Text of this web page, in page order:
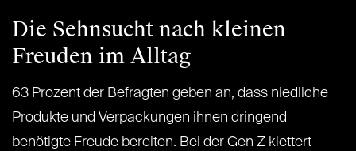
Die Sehnsucht nach kleinen
Freuden im Alltag
63 Prozent der Befragten geben an, dass niedliche
Produkte und Verpackungen ihnen dringend
benötigte Freude bereiten. Bei der Gen Z klettert